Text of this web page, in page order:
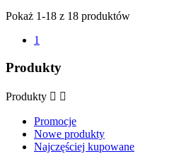
Pokaż 1-18 z 18 produktów
1
Produkty
Produkty  
Promocje
Nowe produkty
Najczęściej kupowane